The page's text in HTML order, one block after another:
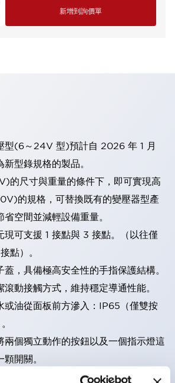
新增到詢價單
型(6～24V 型)預計自 2026 年 1 月
型錄規格的製品。
的尺寸與重量的條件下，即可實現高
的規格，可替換既有的變壓器型產
空間並減輕設備重量。
現可支援 1 接點與 3 接點。（以往僅
點）。
，具備極高安全性的手指保護結構。
動接觸方式，維持穩定導通性能。
或油從面板前方滲入：IP65（僅雙按
兩個獨立動作的按鈕以及一個指示燈這
開關。
需求的多種電壓規格。